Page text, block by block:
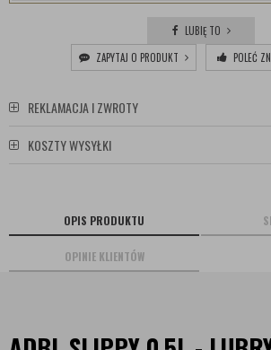
LUBIĘ TO
ZAPYTAJ O PRODUKT
POLEĆ
REKLAMACJA I ZWROTY
KOSZTY WYSYŁKI
OPIS PRODUKTU
OPINIE KLIENTÓW